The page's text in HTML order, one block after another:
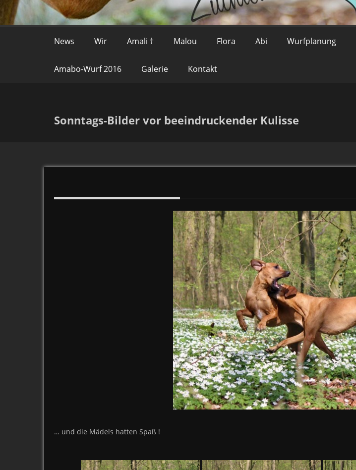
News Wir Amali † Malou Flora Abi Wurfplanung
Amabo-Wurf 2016 Galerie Kontakt
Sonntags-Bilder vor beeindruckender Kulisse
… und die Mädels hatten Spaß !